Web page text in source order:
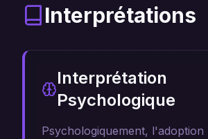
Interprétations
Interprétation
Psychologique
Psychologiquement, l'adoption